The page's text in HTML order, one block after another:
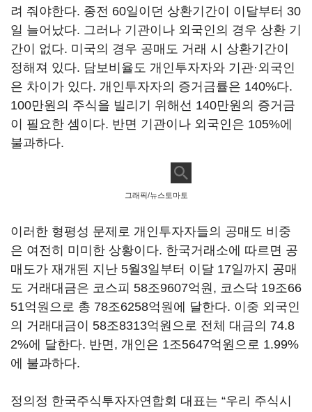
려 줘야한다. 종전 60일이던 상환기간이 이달부터 30
일 늘어났다. 그러나 기관이나 외국인의 경우 상환 기
간이 없다. 미국의 경우 공매도 거래 시 상환기간이
정해져 있다. 담보비율도 개인투자자와 기관·외국인
은 차이가 있다. 개인투자자의 증거금률은 140%다.
100만원의 주식을 빌리기 위해선 140만원의 증거금
이 필요한 셈이다. 반면 기관이나 외국인은 105%에
불과하다.
그래픽/뉴스토마토
이러한 형평성 문제로 개인투자자들의 공매도 비중
은 여전히 미미한 상황이다. 한국거래소에 따르면 공
매도가 재개된 지난 5월3일부터 이달 17일까지 공매
도 거래대금은 코스피 58조9607억원, 코스닥 19조66
51억원으로 총 78조6258억원에 달한다. 이중 외국인
의 거래대금이 58조8313억원으로 전체 대금의 74.8
2%에 달한다. 반면, 개인은 1조5647억원으로 1.99%
에 불과하다.
정의정 한국주식투자자연합회 대표는 “우리 주식시